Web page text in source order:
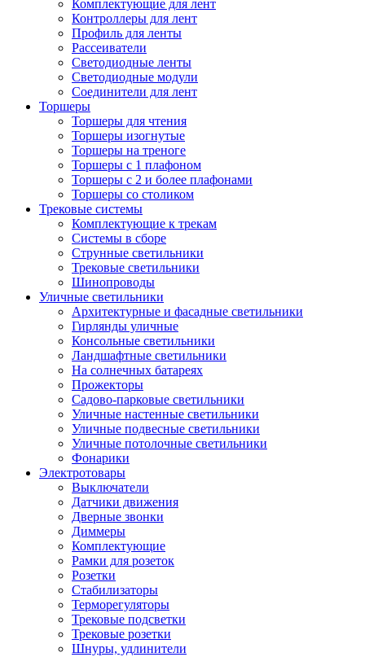
Комплектующие для лент
Контроллеры для лент
Профиль для ленты
Рассеиватели
Светодиодные ленты
Светодиодные модули
Соединители для лент
Торшеры
Торшеры для чтения
Торшеры изогнутые
Торшеры на треноге
Торшеры с 1 плафоном
Торшеры с 2 и более плафонами
Торшеры со столиком
Трековые системы
Комплектующие к трекам
Системы в сборе
Струнные светильники
Трековые светильники
Шинопроводы
Уличные светильники
Архитектурные и фасадные светильники
Гирлянды уличные
Консольные светильники
Ландшафтные светильники
На солнечных батареях
Прожекторы
Садово-парковые светильники
Уличные настенные светильники
Уличные подвесные светильники
Уличные потолочные светильники
Фонарики
Электротовары
Выключатели
Датчики движения
Дверные звонки
Диммеры
Комплектующие
Рамки для розеток
Розетки
Стабилизаторы
Терморегуляторы
Трековые подсветки
Трековые розетки
Шнуры, удлинители